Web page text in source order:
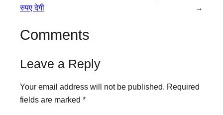
रुपए देगी
→
Comments
Leave a Reply
Your email address will not be published. Required
fields are marked *